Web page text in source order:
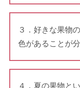
３．好きな果物
色があることが分
４．夏の果物と